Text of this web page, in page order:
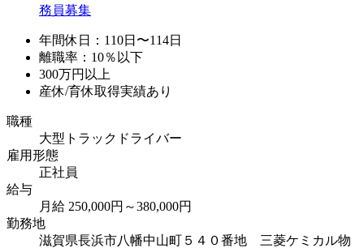
年間休日：110日〜114日
離職率：10％以下
300万円以上
産休/育休取得実績あり
職種
大型トラックドライバー
雇用形態
正社員
給与
月給 250,000円～380,000円
勤務地
滋賀県長浜市八幡中山町５４０番地 三菱ケミカル物